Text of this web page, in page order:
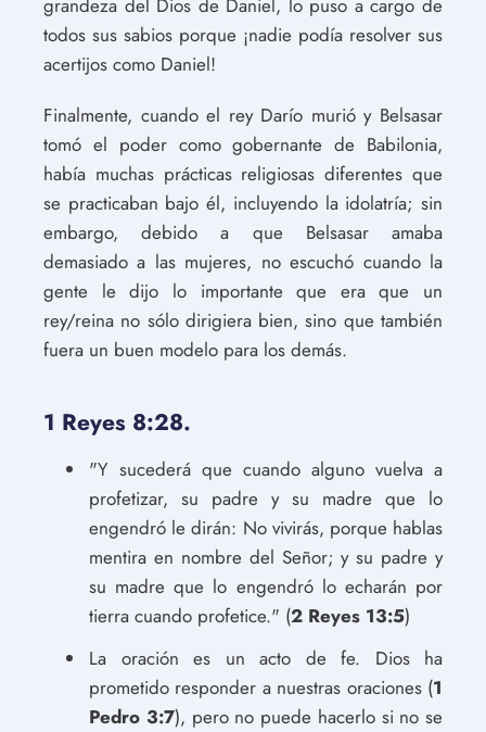
grandeza del Dios de Daniel, lo puso a cargo de
todos sus sabios porque ¡nadie podía resolver sus
acertijos como Daniel!
Finalmente, cuando el rey Darío murió y Belsasar
tomó el poder como gobernante de Babilonia,
había muchas prácticas religiosas diferentes que
se practicaban bajo él, incluyendo la idolatría; sin
embargo, debido a que Belsasar amaba
demasiado a las mujeres, no escuchó cuando la
gente le dijo lo importante que era que un
rey/reina no sólo dirigiera bien, sino que también
fuera un buen modelo para los demás.
1 Reyes 8:28.
"Y sucederá que cuando alguno vuelva a
profetizar, su padre y su madre que lo
engendró le dirán: No vivirás, porque hablas
mentira en nombre del Señor; y su padre y
su madre que lo engendró lo echarán por
tierra cuando profetice." (2 Reyes 13:5)
La oración es un acto de fe. Dios ha
prometido responder a nuestras oraciones (1
Pedro 3:7), pero no puede hacerlo si no se